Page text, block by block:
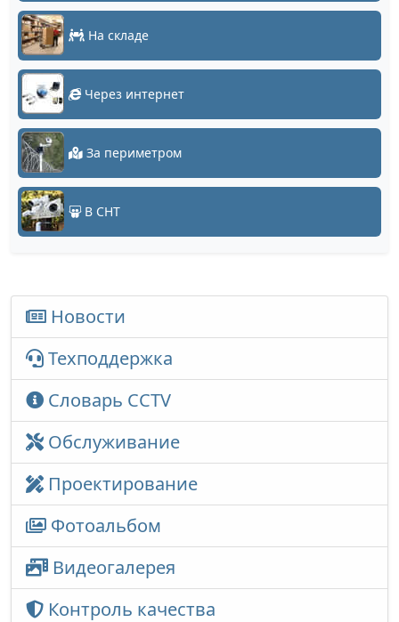
На складе
Через интернет
За периметром
В СНТ
Новости
Техподдержка
Словарь CCTV
Обслуживание
Проектирование
Фотоальбом
Видеогалерея
Контроль качества